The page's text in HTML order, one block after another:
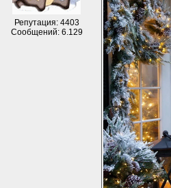
Репутация: 4403
Сообщений: 6.129